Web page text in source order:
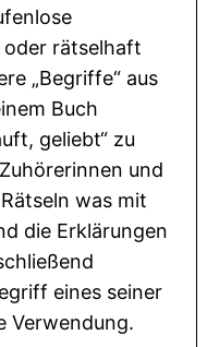
oder rätselhaft
„Begriffe“ aus
Buch
geliebt“ zu
und
was mit
die Erklärungen
eines seiner
Verwendung.